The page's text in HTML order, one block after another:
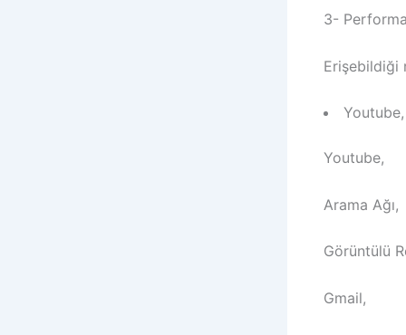
3-
Erişebildiği
Youtube,
Youtube,
Arama Ağı,
Görüntülü
Gmail,